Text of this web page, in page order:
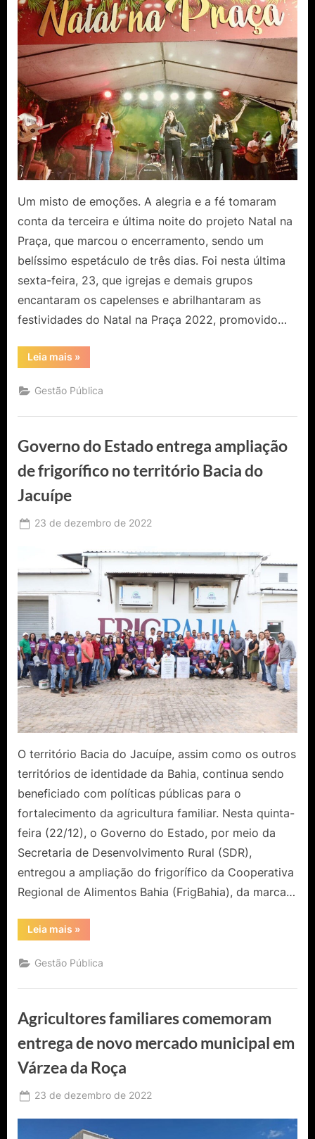
Um misto de emoções. A alegria e a fé tomaram
conta da terceira e última noite do projeto Natal na
Praça, que marcou o encerramento, sendo um
belíssimo espetáculo de três dias. Foi nesta última
sexta-feira, 23, que igrejas e demais grupos
encantaram os capelenses e abrilhantaram as
festividades do Natal na Praça 2022, promovido…
Leia mais “3°
Noite
Natal
na
2022
do
Alto
Alegre”
»
Gestão Pública
Governo do Estado entrega ampliação
de frigorífico no território Bacia do
Jacuípe
Posted
23 de dezembro de 2022
Catureba
O território Bacia do Jacuípe, assim como os outros
territórios de identidade da Bahia, continua sendo
beneficiado com políticas públicas para o
fortalecimento da agricultura familiar. Nesta quinta-
feira (22/12), o Governo do Estado, por meio da
Secretaria de Desenvolvimento Rural (SDR),
entregou a ampliação do frigorífico da Cooperativa
Regional de Alimentos Bahia (FrigBahia), da marca…
Leia mais “Governo
do
entrega
ampliação
frigorífico
Bacia
do
Jacuípe”
»
Gestão Pública
Agricultores familiares comemoram
entrega de novo mercado municipal em
Várzea da Roça
Posted
23 de dezembro de 2022